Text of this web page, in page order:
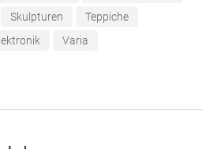
Skulpturen
Teppiche
Varia